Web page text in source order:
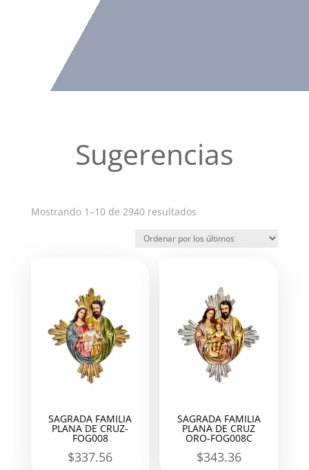
Sugerencias
Mostrando 1–10 de 2940 resultadosOrdenado
los
SAGRADA FAMILIA
PLANA DE CRUZ-
FOG008
$337.56
SAGRADA FAMILIA
PLANA DE CRUZ
ORO-FOG008C
$343.36